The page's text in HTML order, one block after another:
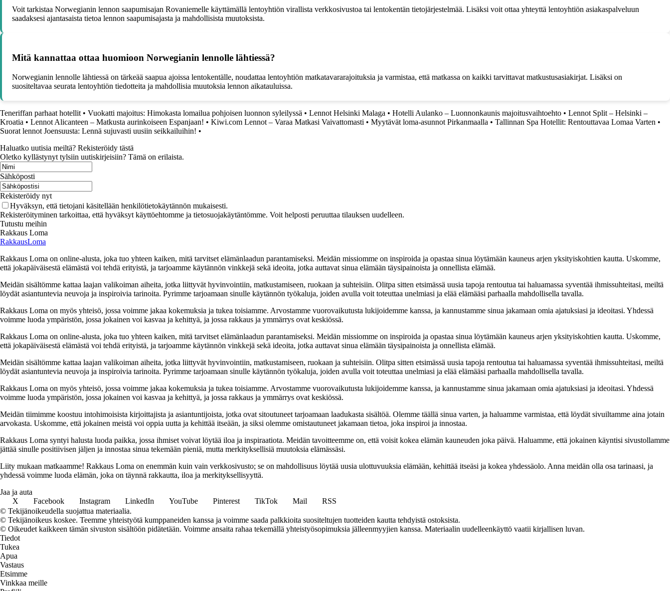
Voit tarkistaa Norwegianin lennon saapumisajan Rovaniemelle käyttämällä lentoyhtiön virallista verkkosivustoa tai lentokentän tietojärjestelmää. Lisäksi voit ottaa yhteyttä lentoyhtiön asiakaspalveluun
saadaksesi ajantasaista tietoa lennon saapumisajasta ja mahdollisista muutoksista.
Mitä kannattaa ottaa huomioon Norwegianin lennolle lähtiessä?
Norwegianin lennolle lähtiessä on tärkeää saapua ajoissa lentokentälle, noudattaa lentoyhtiön matkatavararajoituksia ja varmistaa, että matkassa on kaikki tarvittavat matkustusasiakirjat. Lisäksi on
suositeltavaa seurata lentoyhtiön tiedotteita ja mahdollisia muutoksia lennon aikatauluissa.
Teneriffan parhaat hotellit • Vuokatti majoitus: Himokasta lomailua pohjoisen luonnon syleilyssä • Lennot Helsinki Malaga • Hotelli Aulanko – Luonnonkaunis majoitusvaihtoehto • Lennot Split – Helsinki –
Kroatia • Lennot Alicanteen – Matkusta aurinkoiseen Espanjaan! • Kiwi.com Lennot – Varaa Matkasi Vaivattomasti • Myytävät loma-asunnot Pirkanmaalla • Tallinnan Spa Hotellit: Rentouttavaa Lomaa Varten •
Suorat lennot Joensuusta: Lennä sujuvasti uusiin seikkailuihin! •
Haluatko uutisia meiltä? Rekisteröidy tästä
Oletko kyllästynyt tylsiin uutiskirjeisiin? Tämä on erilaista.
Sähköposti
Rekisteröidy nyt
Hyväksyn, että tietojani käsitellään henkilötietokäytännön mukaisesti.
Rekisteröityminen tarkoittaa, että hyväksyt käyttöehtomme ja tietosuojakäytäntömme. Voit helposti peruuttaa tilauksen uudelleen.
Tutustu meihin
Rakkaus Loma
RakkausLoma
Rakkaus Loma on online-alusta, joka tuo yhteen kaiken, mitä tarvitset elämänlaadun parantamiseksi. Meidän missiomme on inspiroida ja opastaa sinua löytämään kauneus arjen yksityiskohtien kautta. Uskomme,
että jokapäiväisestä elämästä voi tehdä erityistä, ja tarjoamme käytännön vinkkejä sekä ideoita, jotka auttavat sinua elämään täysipainoista ja onnellista elämää.
Meidän sisältömme kattaa laajan valikoiman aiheita, jotka liittyvät hyvinvointiin, matkustamiseen, ruokaan ja suhteisiin. Olitpa sitten etsimässä uusia tapoja rentoutua tai haluamassa syventää ihmissuhteitasi, meiltä
löydät asiantuntevia neuvoja ja inspiroivia tarinoita. Pyrimme tarjoamaan sinulle käytännön työkaluja, joiden avulla voit toteuttaa unelmiasi ja elää elämääsi parhaalla mahdollisella tavalla.
Rakkaus Loma on myös yhteisö, jossa voimme jakaa kokemuksia ja tukea toisiamme. Arvostamme vuorovaikutusta lukijoidemme kanssa, ja kannustamme sinua jakamaan omia ajatuksiasi ja ideoitasi. Yhdessä
voimme luoda ympäristön, jossa jokainen voi kasvaa ja kehittyä, ja jossa rakkaus ja ymmärrys ovat keskiössä.
Rakkaus Loma on online-alusta, joka tuo yhteen kaiken, mitä tarvitset elämänlaadun parantamiseksi. Meidän missiomme on inspiroida ja opastaa sinua löytämään kauneus arjen yksityiskohtien kautta. Uskomme,
että jokapäiväisestä elämästä voi tehdä erityistä, ja tarjoamme käytännön vinkkejä sekä ideoita, jotka auttavat sinua elämään täysipainoista ja onnellista elämää.
Meidän sisältömme kattaa laajan valikoiman aiheita, jotka liittyvät hyvinvointiin, matkustamiseen, ruokaan ja suhteisiin. Olitpa sitten etsimässä uusia tapoja rentoutua tai haluamassa syventää ihmissuhteitasi, meiltä
löydät asiantuntevia neuvoja ja inspiroivia tarinoita. Pyrimme tarjoamaan sinulle käytännön työkaluja, joiden avulla voit toteuttaa unelmiasi ja elää elämääsi parhaalla mahdollisella tavalla.
Rakkaus Loma on myös yhteisö, jossa voimme jakaa kokemuksia ja tukea toisiamme. Arvostamme vuorovaikutusta lukijoidemme kanssa, ja kannustamme sinua jakamaan omia ajatuksiasi ja ideoitasi. Yhdessä
voimme luoda ympäristön, jossa jokainen voi kasvaa ja kehittyä, ja jossa rakkaus ja ymmärrys ovat keskiössä.
Meidän tiimimme koostuu intohimoisista kirjoittajista ja asiantuntijoista, jotka ovat sitoutuneet tarjoamaan laadukasta sisältöä. Olemme täällä sinua varten, ja haluamme varmistaa, että löydät sivuiltamme aina jotain
arvokasta. Uskomme, että jokainen meistä voi oppia uutta ja kehittää itseään, ja siksi olemme omistautuneet jakamaan tietoa, joka inspiroi ja innostaa.
Rakkaus Loma syntyi halusta luoda paikka, jossa ihmiset voivat löytää iloa ja inspiraatiota. Meidän tavoitteemme on, että voisit kokea elämän kauneuden joka päivä. Haluamme, että jokainen käyntisi sivustollamme
jättää sinulle positiivisen jäljen ja innostaa sinua tekemään pieniä, mutta merkityksellisiä muutoksia elämässäsi.
Liity mukaan matkaamme! Rakkaus Loma on enemmän kuin vain verkkosivusto; se on mahdollisuus löytää uusia ulottuvuuksia elämään, kehittää itseäsi ja kokea yhdessäolo. Anna meidän olla osa tarinaasi, ja
yhdessä voimme luoda elämän, joka on täynnä rakkautta, iloa ja merkityksellisyyttä.
Jaa ja auta
X
Facebook Instagram LinkedIn YouTube Pinterest TikTok Mail
RSS
© Tekijänoikeudella suojattua materiaalia.
© Tekijänoikeus koskee. Teemme yhteistyötä kumppaneiden kanssa ja voimme saada palkkioita suositeltujen tuotteiden kautta tehdyistä ostoksista.
© Oikeudet kaikkeen tämän sivuston sisältöön pidätetään. Voimme ansaita rahaa tekemällä yhteistyösopimuksia jälleenmyyjien kanssa. Materiaalin uudelleenkäyttö vaatii kirjallisen luvan.
Tiedot
Tukea
Apua
Vastaus
Etsimme
Vinkkaa meille